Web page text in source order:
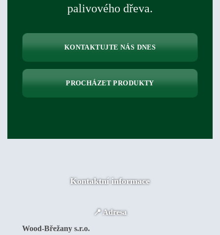
palivového dřeva.
KONTAKTUJTE NÁS DNES
PROCHÁZET PRODUKTY
Kontaktní informace
📍 Adresa
Wood-Břežany s.r.o.